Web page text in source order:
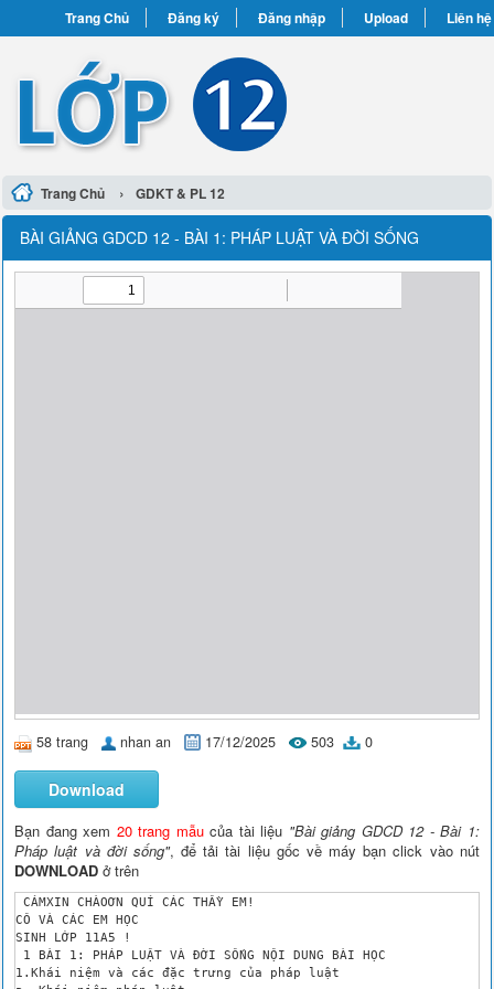
Trang Chủ Đăng ký Đăng nhập Upload Liên hệ
Trang Chủ › GDKT & PL 12
BÀI GIẢNG GDCD 12 - BÀI 1: PHÁP LUẬT VÀ ĐỜI SỐNG
58 trang nhan an 17/12/2025 503 0
Download
Bạn đang xem 20 trang mẫucủa tài liệu "Bài giảng GDCD 12 - Bài 1:
Pháp luật và đời sống", để tải tài liệu gốc về máy bạn click vào nút
DOWNLOAD ở trên
CÁMXIN CHÀOƠN QUÍ CÁC THẦY EM!
CÔ VÀ CÁC EM HỌC
SINH LỚP 11A5 !
1 BÀI 1: PHÁP LUẬT VÀ ĐỜI SỐNG NỘI DUNG BÀI HỌC
1.Khái niệm và các đặc trưng của pháp luật